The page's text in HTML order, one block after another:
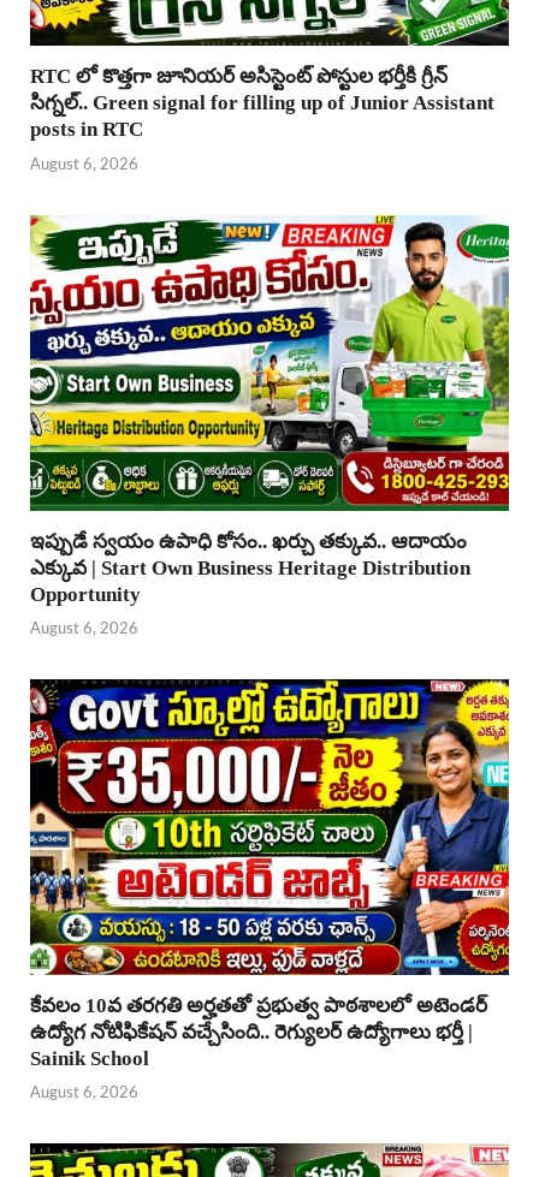
RTC లో కొత్తగా జూనియర్ అసిస్టెంట్ పోస్టుల భర్తీకి గ్రీన్
సిగ్నల్.. Green signal for filling up of Junior Assistant
posts in RTC
August 6, 2026
ఇప్పుడే స్వయం ఉపాధి కోసం.. ఖర్చు తక్కువ.. ఆదాయం
ఎక్కువ | Start Own Business Heritage Distribution
Opportunity
August 6, 2026
కేవలం 10వ తరగతి అర్హతతో ప్రభుత్వ పాఠశాలలో అటెండర్
ఉద్యోగ నోటిఫికేషన్ వచ్చేసింది.. రెగ్యులర్ ఉద్యోగాలు భర్తీ |
Sainik School
August 6, 2026